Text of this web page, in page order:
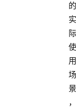
的
实
际
使
用
场
景
，